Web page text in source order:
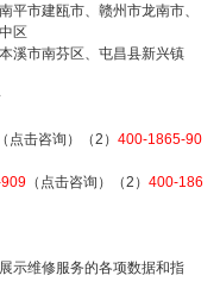
平市建瓯市、赣州市龙南市、
区
溪市南芬区、屯昌县新兴镇
（点击咨询）（2） 400-1865-90
（点击咨询）（2） 400-186
示维修服务的各项数据和指